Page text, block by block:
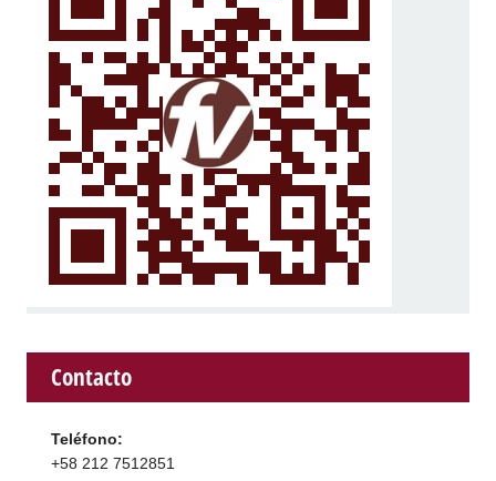
Contacto
Teléfono:
+58 212 7512851